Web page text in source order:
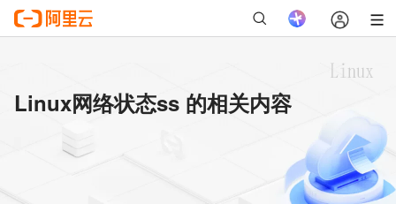
Linux网络状态ss 的相关内容